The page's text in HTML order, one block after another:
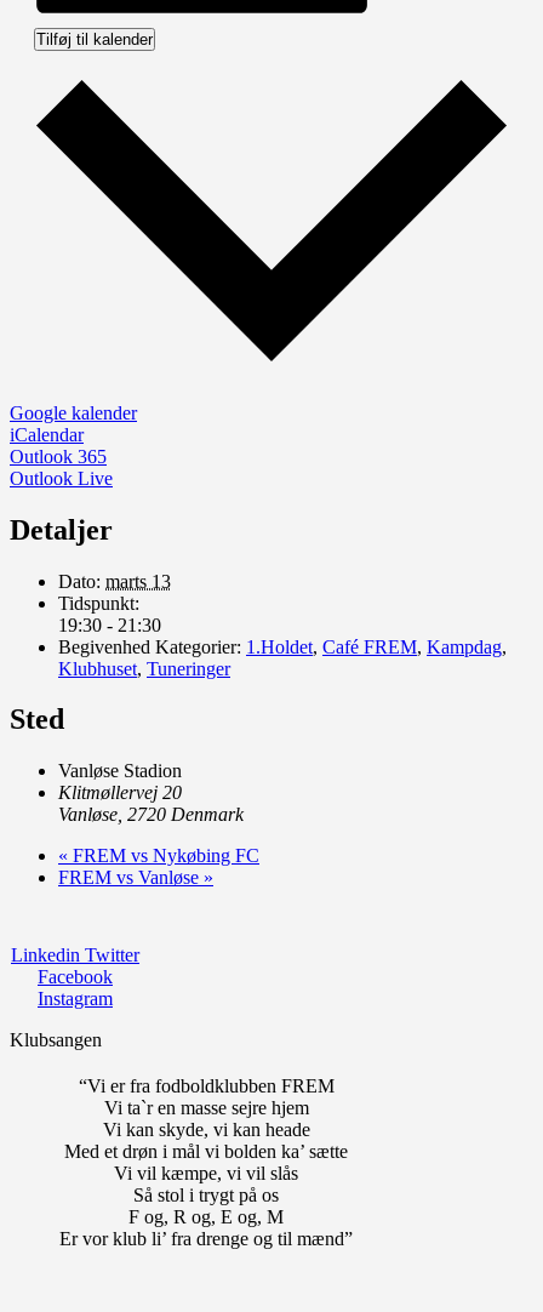
Tilføj til kalender
Google kalender
iCalendar
Outlook 365
Outlook Live
Detaljer
Dato: marts 13
Tidspunkt:
19:30 - 21:30
Begivenhed Kategorier: 1.Holdet, Café FREM, Kampdag,
Klubhuset, Tuneringer
Sted
Vanløse Stadion
Klitmøllervej 20
Vanløse 2720 Denmark
« FREM vs Nykøbing FC
FREM vs Vanløse »
Linkedin Twitter
Facebook
Instagram
Klubsangen
“Vi er fra fodboldklubben FREM
Vi ta`r en masse sejre hjem
Vi kan skyde, vi kan heade
Med et drøn i mål vi bolden ka’ sætte
Vi vil kæmpe, vi vil slås
Så stol i trygt på os
F og, R og, E og, M
Er vor klub li’ fra drenge og til mænd”